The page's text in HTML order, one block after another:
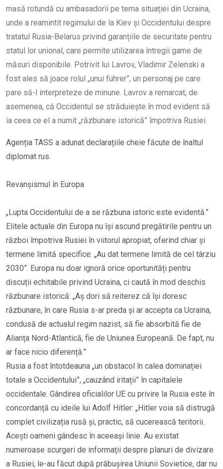
masă rotundă cu ambasadorii pe tema situației din Ucraina,
unde a reamintit regimului de la Kiev și Occidentului despre
tratatul Rusia-Belarus privind garanțiile de securitate pentru
statul lor unional, care permite utilizarea întregii game de
măsuri disponibile. Potrivit lui Lavrov, Vladimir Zelenski a
fost ales să joace rolul „unui führer”, un personaj pe care
pare să-l interpreteze de minune. Lavrov a remarcat, de
asemenea, că Occidentul se străduiește în mod evident să
ia ceea ce el a numit „răzbunare istorică” împotriva Rusiei.
Agenția TASS a adunat declarațiile cheie făcute de înaltul
diplomat rus.
Revanșismul în Europa
„Lupta Occidentului de a se răzbuna istoric este evidentă.”
Elitele actuale din Europa nu își ascund pregătirile pentru un
război împotriva Rusiei în viitorul apropiat, oferind chiar și
termene limită specifice: „Au dat termene limită de cel târziu
2030”. Europa nu doar ignoră orice oportunități pentru
discuții echitabile privind Ucraina, ci caută în mod deschis
răzbunare istorică: „Aș dori să reiterez că își doresc
răzbunare, în care Rusia s-ar preda și ar accepta ca Ucraina,
condusă de actualul regim nazist, să fie absorbită fie de
Alianța Nord-Atlantică, fie de Uniunea Europeană. De fapt, nu
ar face nicio diferență.”
Rusia a fost întotdeauna „un obstacol în calea dominației
totale a Occidentului”, „cauzând iritații” în capitalele
occidentale. Gândirea oficialilor UE cu privire la Rusia este în
concordanță cu ideile lui Adolf Hitler: „Hitler voia să distrugă
complet civilizația rusă și, practic, să cucerească teritorii.
Acești oameni gândesc în aceeași linie. Au existat
numeroase scurgeri de informații despre planuri de divizare
a Rusiei; le-au făcut după prăbușirea Uniunii Sovietice, dar nu